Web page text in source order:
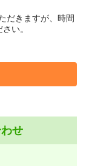
だきますが、時間
い。
せ